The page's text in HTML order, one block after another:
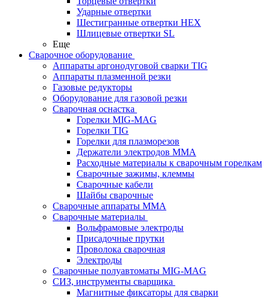
Ударные отвертки
Шестигранные отвертки HEX
Шлицевые отвертки SL
Еще
Сварочное оборудование
Аппараты аргонодуговой сварки TIG
Аппараты плазменной резки
Газовые редукторы
Оборудование для газовой резки
Сварочная оснастка
Горелки MIG-MAG
Горелки TIG
Горелки для плазморезов
Держатели электродов ММА
Расходные материалы к сварочным горелкам
Сварочные зажимы, клеммы
Сварочные кабели
Шайбы сварочные
Сварочные аппараты MMA
Сварочные материалы
Вольфрамовые электроды
Присадочные прутки
Проволока сварочная
Электроды
Сварочные полуавтоматы MIG-MAG
СИЗ, инструменты сварщика
Магнитные фиксаторы для сварки